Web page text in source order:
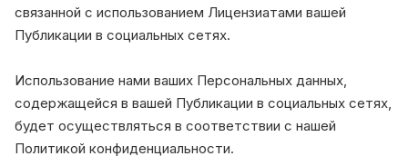
связанной с использованием Лицензиатами вашей
Публикации в социальных сетях.
Использование нами ваших Персональных данных,
содержащейся в вашей Публикации в социальных сетях,
будет осуществляться в соответствии с нашей
Политикой конфиденциальности.